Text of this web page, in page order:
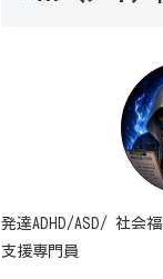
発達ADHD/ASD/ 社会
支援専門員